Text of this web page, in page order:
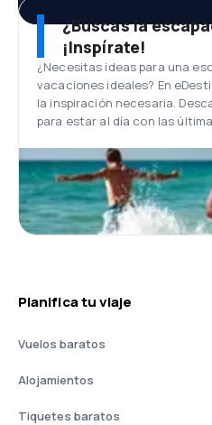
¿Buscas la
¡Inspírate!
¿Necesitas ideas para una
vacaciones ideales? En
la inspiración necesaria.
para estar al día con las
Planifica tu viaje
Vuelos baratos
Alojamientos
Tiquetes baratos